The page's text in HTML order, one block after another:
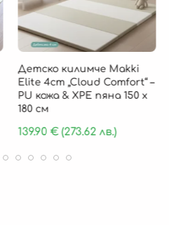
Детско килимче Makki
Elite 4cm „Cloud Comfort“ –
PU кожа & XPE пяна 150 х
180 см
139.90€(273.62 лв.)